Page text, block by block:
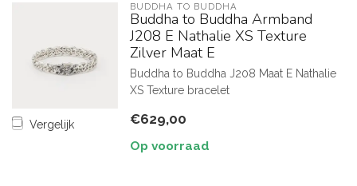
Vergelijk
BUDDHA TO BUDDHA
Buddha to Buddha Armband
J208 E Nathalie XS Texture
Zilver Maat E
Buddha to Buddha J208 Maat E Nathalie
XS Texture bracelet
€629,00
Op voorraad